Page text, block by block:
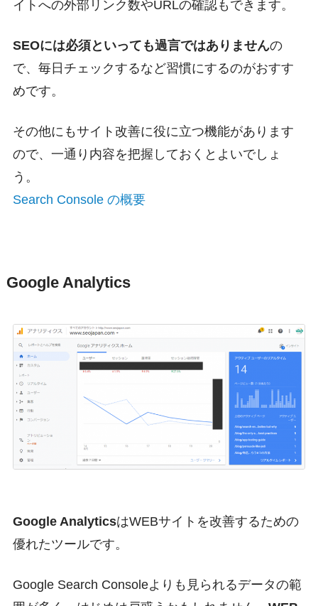
イトへの外部リンク数やURLの確認もできます。
SEOには必須といっても過言ではありませんの
で、毎日チェックするなど習慣にするのがおすす
めです。
その他にもサイト改善に役に立つ機能があります
ので、一通り内容を把握しておくとよいでしょ
う。
Search Console の概要
Google Analytics
Google AnalyticsはWEBサイトを改善するための
優れたツールです。
Google Search Consoleよりも見られるデータの範